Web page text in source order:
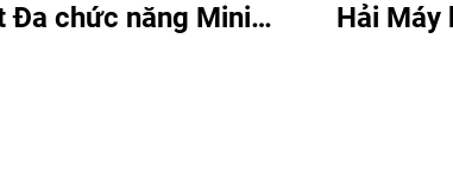
Đa chức năng Mini
Hải Máy